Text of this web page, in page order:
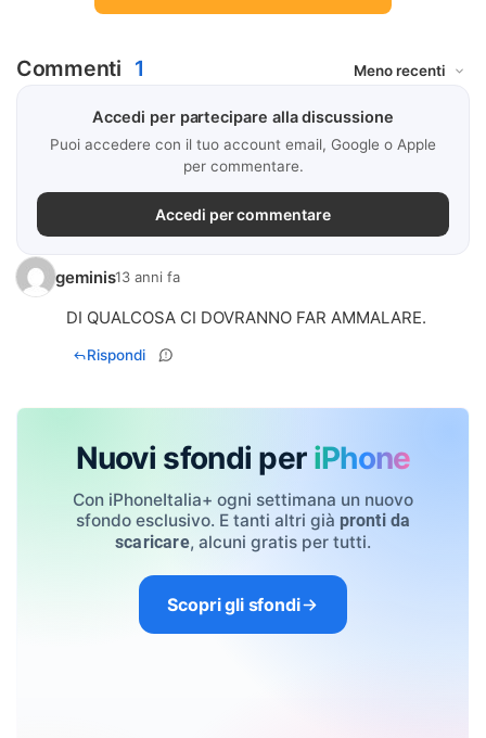
Commenti 1
Accedi per partecipare alla discussione
Puoi accedere con il tuo account email, Google o Apple
per commentare.
Accedi per commentare
geminis13 anni fa
DI QUALCOSA CI DOVRANNO FAR AMMALARE.
Rispondi
Nuovi sfondi per iPhone
Con iPhoneItalia+ ogni settimana un nuovo
sfondo esclusivo. E tanti altri già pronti da
scaricare, alcuni gratis per tutti.
Scopri gli sfondi